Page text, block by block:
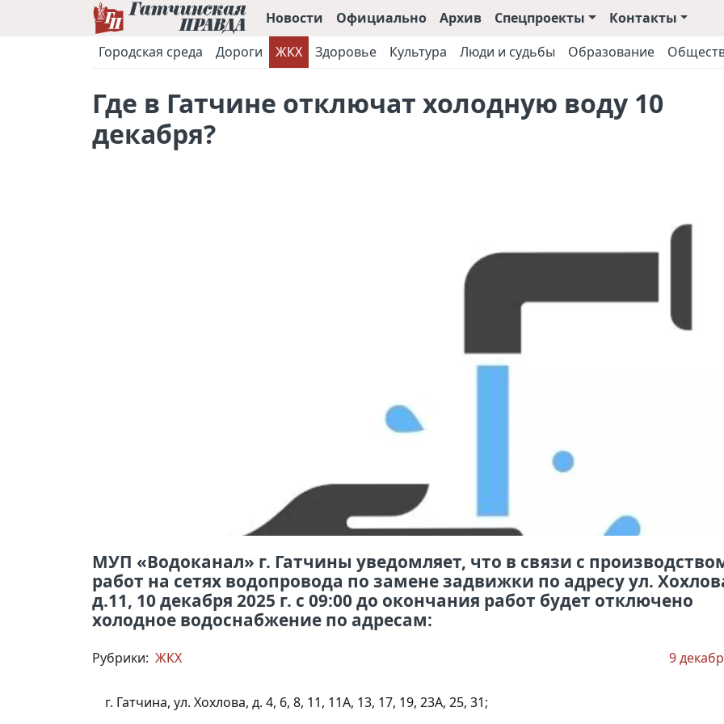
Новости Официально Архив Спецпроекты
Контакты
Городская среда
Дороги ЖКХ Здоровье Культура Люди и судьбы Образование
Где в Гатчине отключат холодную воду 10
декабря?
МУП «Водоканал» г. Гатчины уведомляет, что в связи с
работ на сетях водопровода по замене задвижки по адресу ул.
д.11, 10 декабря 2025 г. с 09:00 до окончания работ будет отключено
холодное водоснабжение по адресам:
Рубрики: ЖКХ 9
г. Гатчина, ул. Хохлова, д. 4, 6, 8, 11, 11А, 13, 17, 19, 23А, 25, 31;